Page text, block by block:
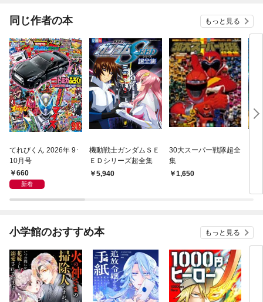
同じ作者の本 もっと見る
てれびくん 2026年 9･
10月号
660
新着
機動戦士ガンダムＳＥ
ＥＤシリーズ超全集
5,940
30大スーパー戦隊超全
集
1,650
小学館のおすすめ本 もっと見る